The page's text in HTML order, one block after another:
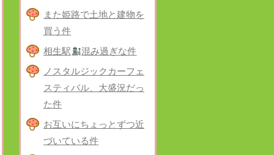
また姫路で土地と建物を
買う件
相生駅
混み過ぎな件
ノスタルジックカーフェ
スティバル、大盛況だっ
た件
お互いにちょっとずつ近
づいている件